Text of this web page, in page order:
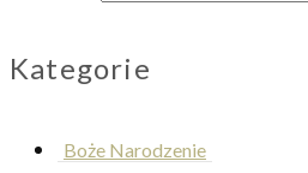
Kategorie
Boże Narodzenie